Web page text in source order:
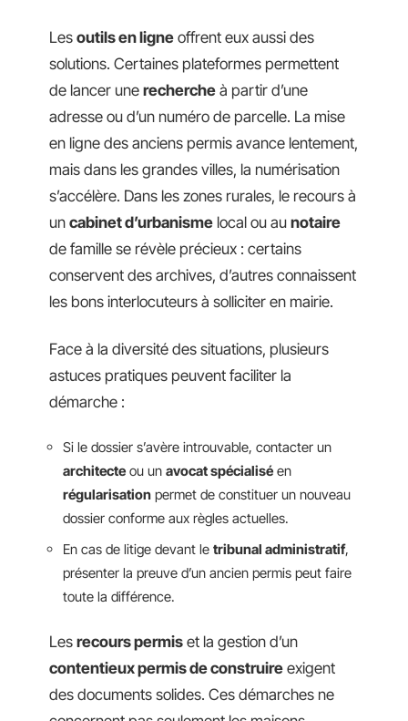
Les outils en ligne offrent eux aussi des
solutions. Certaines plateformes permettent
de lancer une recherche à partir d’une
adresse ou d’un numéro de parcelle. La mise
en ligne des anciens permis avance lentement,
mais dans les grandes villes, la numérisation
s’accélère. Dans les zones rurales, le recours à
un cabinet d’urbanisme local ou au notaire
de famille se révèle précieux : certains
conservent des archives, d’autres connaissent
les bons interlocuteurs à solliciter en mairie.
Face à la diversité des situations, plusieurs
astuces pratiques peuvent faciliter la
démarche :
Si le dossier s’avère introuvable, contacter un
architecte ou un avocat spécialisé en
régularisation permet de constituer un nouveau
dossier conforme aux règles actuelles.
En cas de litige devant le tribunal administratif,
présenter la preuve d’un ancien permis peut faire
toute la différence.
Les recours permis et la gestion d’un
contentieux permis de construire exigent
des documents solides. Ces démarches ne